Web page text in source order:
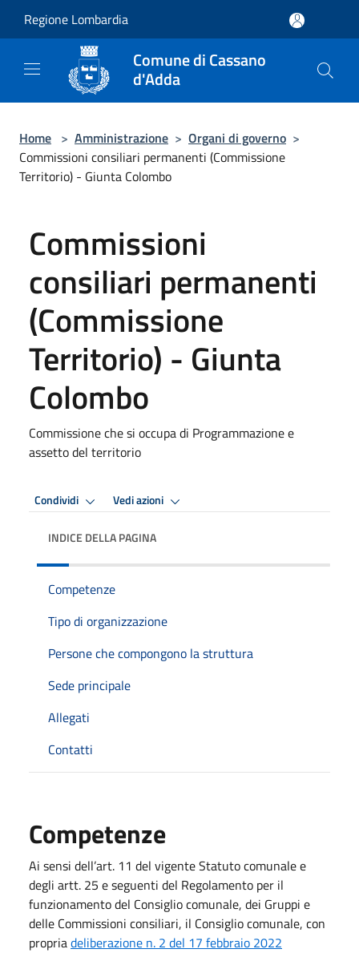
Regione Lombardia
Comune di Cassano
d'Adda
Home > Amministrazione > Organi di governo >
Commissioni consiliari permanenti (Commissione
Territorio) - Giunta Colombo
Commissioni
consiliari permanenti
(Commissione
Territorio) - Giunta
Colombo
Commissione che si occupa di Programmazione e
assetto del territorio
Condividi Vedi azioni
INDICE DELLA PAGINA
Competenze
Tipo di organizzazione
Persone che compongono la struttura
Sede principale
Allegati
Contatti
Competenze
Ai sensi dell’art. 11 del vigente Statuto comunale e
degli artt. 25 e seguenti del Regolamento per il
funzionamento del Consiglio comunale, dei Gruppi e
delle Commissioni consiliari, il Consiglio comunale, con
propriadeliberazione n. 2 del 17 febbraio 2022